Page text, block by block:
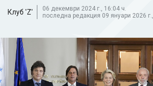
Клуб 'Z'
06 декември 2024 г., 16:04 ч.
последна редакция 09 януари 2026